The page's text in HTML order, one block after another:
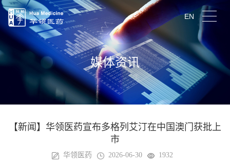
EN
媒体资讯
【新闻】华领医药宣布多格列艾汀在中国澳门获批上
市
华领医药 2026-06-30 1932